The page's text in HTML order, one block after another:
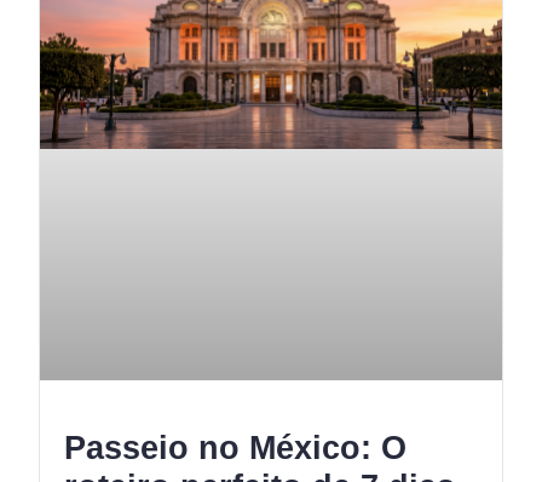
Passeio no México: O